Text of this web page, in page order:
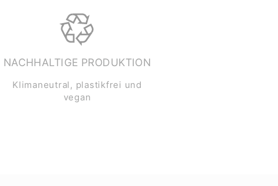
NACHHALTIGE PRODUKTION
Klimaneutral, plastikfrei und
vegan